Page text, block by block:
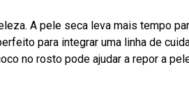
A pele seca leva mais tempo
para integrar uma linha de
no rosto pode ajudar a repor a